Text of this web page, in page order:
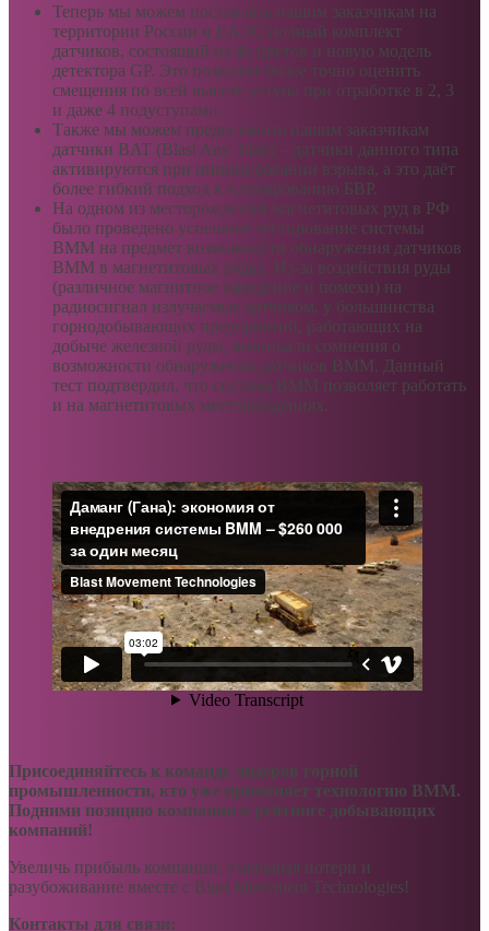
Теперь мы можем поставлять нашим заказчикам на
территории России и ЕАЭС полный комплект
датчиков, состоящий из 4х цветов и новую модель
детектора GP. Это позволит более точно оценить
смещения по всей высоте уступа при отработке в 2, 3
и даже 4 подуступами.
Также мы можем предоставить нашим заказчикам
датчики BAT (Blast Any Time) – датчики данного типа
активируются при инициировании взрыва, а это даёт
более гибкий подход к планированию БВР.
На одном из месторождений магнетитовых руд в РФ
было проведено успешное тестирование системы
BMM на предмет возможности обнаружения датчиков
BMM в магнетитовых рудах. Из-за воздействия руды
(различное магнитное наведение и помехи) на
радиосигнал излучаемые датчиком, у большинства
горнодобывающих предприятий, работающих на
добыче железной руды, возникали сомнения о
возможности обнаружения датчиков BMM. Данный
тест подтвердил, что система BMM позволяет работать
и на магнетитовых месторождениях.
Присоединяйтесь к команде лидеров горной
промышленности, кто уже применяет технологию BMM.
Подними позицию компании в рейтинге добывающих
компаний!
Увеличь прибыль компании, уменьшая потери и
разубоживание вместе с Blast Movement Technologies!
Контакты для связи: